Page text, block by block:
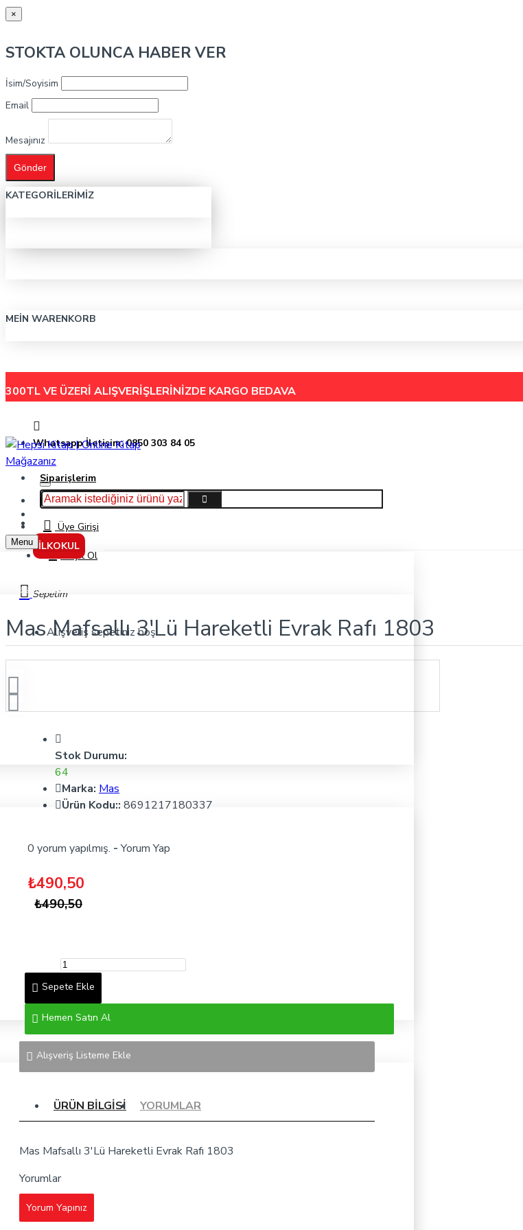
×
STOKTA OLUNCA HABER VER
İsim/Soyisim
Email
Mesajınız
Gönder
KATEGORILERIMIZ
MEIN WARENKORB
300TL VE ÜZERİ ALIŞVERİŞLERİNİZDE KARGO BEDAVA
Whatsapp İletişim: 0850 303 84 05
Siparişlerim
Hakkımızda
İletişimÜye Girişi
Kayıt Ol
Sepetim
Alışveriş sepetiniz boş!
İLKOKUL
Menu
Mas Mafsallı 3'Lü Hareketli Evrak Rafı 1803
Mas Mafsallı 3'Lü Hareketli Evrak Rafı 1803
Stok Durumu:
64
Marka: Mas
Ürün Kodu:: 8691217180337
0 yorum yapılmış. - Yorum Yap
₺490,50
₺490,50
Sepete Ekle
Hemen Satın Al
Alışveriş Listeme Ekle
ÜRÜN BILGISI YORUMLAR
Mas Mafsallı 3'Lü Hareketli Evrak Rafı 1803
Yorumlar
Yorum Yapınız